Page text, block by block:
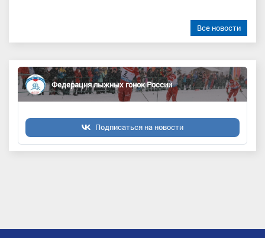
Все новости
Федерация лыжных гонок России
Подписаться на новости